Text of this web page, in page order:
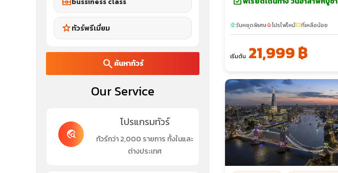
starทัวร์พรีเมี่ยม
search ค้นหาทัวร์
Our Service
travel_explore
โปรแกรมทัวร์
ทัวร์กว่า 2,000 รายการ ทั้งในและ
ต่างประเทศ
sunnyวันหยุดพิเศษlocal_fire_departmentโปรไฟไหม้confirmation_numberที่เหลือน้อย
เริ่มต้น 21,999 ฿